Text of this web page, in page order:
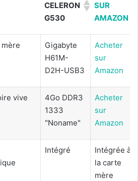
CELERON
G530
SUR
AMAZON
Gigabyte
H61M-
D2H-USB3
Acheter
sur
Amazon
vive
4Go DDR3
1333
"Noname"
Acheter
sur
Amazon
Intégré
Intégrée à
la carte
mère